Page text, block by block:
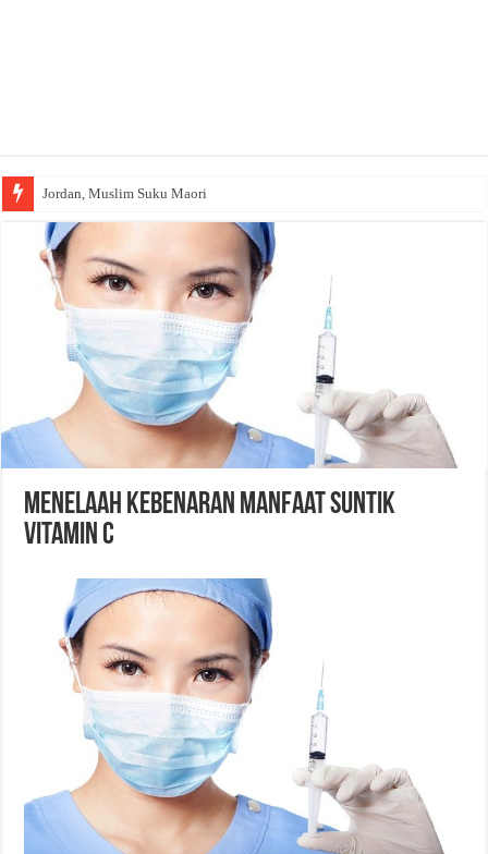
Jordan, Muslim Suku Maori
Menelaah Kebenaran Manfaat Suntik
Vitamin C